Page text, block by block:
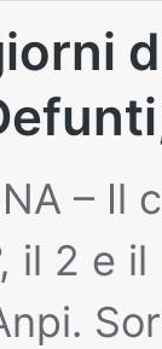
– Il
il 2 e